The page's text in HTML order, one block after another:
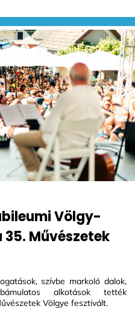
Völgy-
Művészetek
szívbe markoló dalok,
alkotások tették
Völgye fesztivált.